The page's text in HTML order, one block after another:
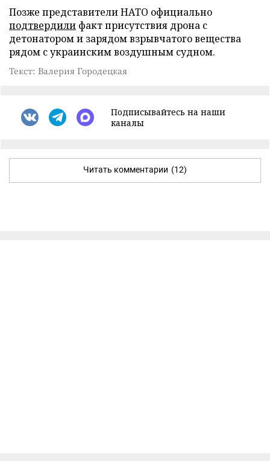
Позже представители НАТО официально
подтвердили факт присутствия дрона с
детонатором и зарядом взрывчатого вещества
рядом с украинским воздушным судном.
Текст: Валерия Городецкая
Подписывайтесь на наши
каналы
Читать комментарии (12)